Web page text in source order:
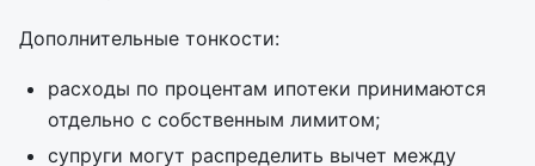
Дополнительные тонкости:
расходы по процентам ипотеки принимаются
отдельно с собственным лимитом;
супруги могут распределить вычет между